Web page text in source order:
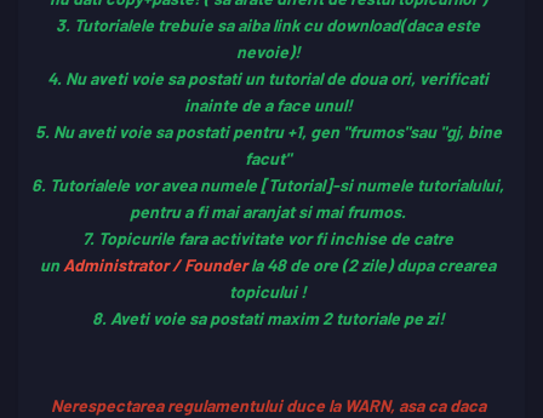
3. Tutorialele trebuie sa aiba link cu download(daca este
nevoie)!
4. Nu aveti voie sa postati un tutorial de doua ori, verificati
inainte de a face unul!
5. Nu aveti voie sa postati pentru +1, gen "frumos"sau "gj, bine
facut"
6. Tutorialele vor avea numele [Tutorial]-si numele tutorialului,
pentru a fi mai aranjat si mai frumos.
7. Topicurile fara activitate vor fi inchise de catre
un Administrator / Founder la 48 de ore (2 zile) dupa crearea
topicului !
8. Aveti voie sa postati maxim 2 tutoriale pe zi!
Nerespectarea regulamentului duce la WARN, asa ca daca